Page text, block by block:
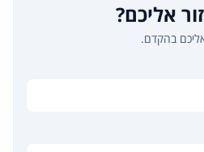
אליכם?
אליכם בהקדם.